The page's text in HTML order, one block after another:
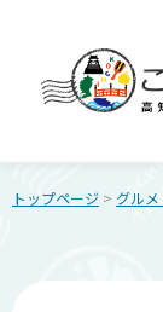
トップページ > グル